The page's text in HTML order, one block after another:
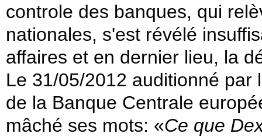
controle des banques, qui
nationales, s'est révélé
affaires et en dernier lieu, la
Le 31/05/2012 auditionné
de la Banque Centrale
mâché ses mots: «Ce que